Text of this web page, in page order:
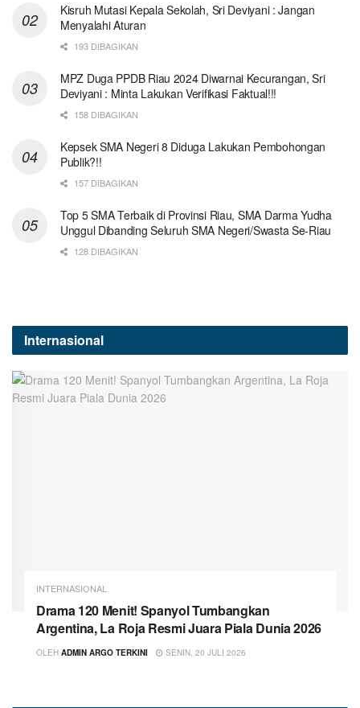
Kisruh Mutasi Kepala Sekolah, Sri Deviyani : Jangan
Menyalahi Aturan
193 DIBAGIKAN
MPZ Duga PPDB Riau 2024 Diwarnai Kecurangan, Sri
Deviyani : Minta Lakukan Verifikasi Faktual!!!
158 DIBAGIKAN
Kepsek SMA Negeri 8 Diduga Lakukan Pembohongan
Publik?!!
157 DIBAGIKAN
Top 5 SMA Terbaik di Provinsi Riau, SMA Darma Yudha
Unggul Dibanding Seluruh SMA Negeri/Swasta Se-Riau
128 DIBAGIKAN
Internasional
INTERNASIONAL
Drama 120 Menit! Spanyol Tumbangkan
Argentina, La Roja Resmi Juara Piala Dunia 2026
OLEH ADMIN ARGO TERKINI SENIN, 20 JULI 2026